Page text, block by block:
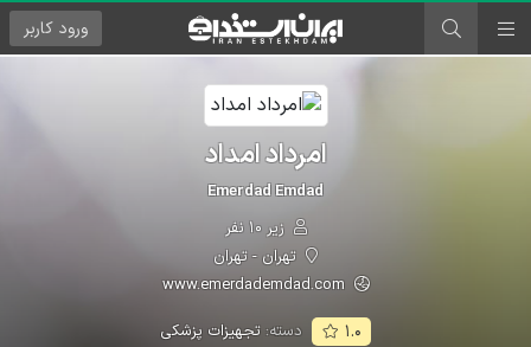
ورود کاربر
امرداد امداد
Emerdad Emdad
زیر ۱۰ نفر
تهران - تهران
www.emerdademdad.com
۱.۰ دسته: تجهیزات پزشکی